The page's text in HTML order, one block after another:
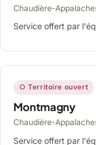
Chaudière-
Service offert par
○ Territoire ouvert
Montmagny
Chaudière-
Service offert par